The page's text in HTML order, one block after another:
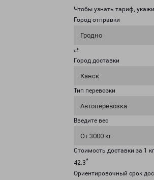
Чтобы узнать тариф,
Город отправки
Гродно
⇄
Город доставки
Канск
Тип перевозки
Автоперевозка
Введите вес
От 3000 кг
Стоимость доставки за 1
42.3*
Ориентировочный срок